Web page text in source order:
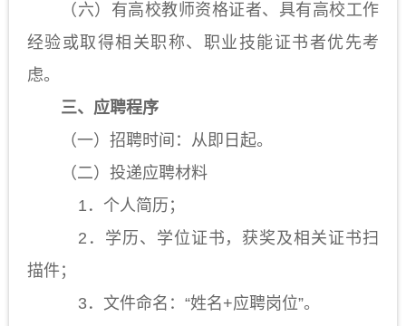
（六）有高校教师资格证者、具有高校工作
经验或取得相关职称、职业技能证书者优先考
虑。
三、应聘程序
（一）招聘时间：从即日起。
（二）投递应聘材料
1．个人简历；
2．学历、学位证书，获奖及相关证书扫
描件；
3． 文件命名： “姓名+应聘岗位”。